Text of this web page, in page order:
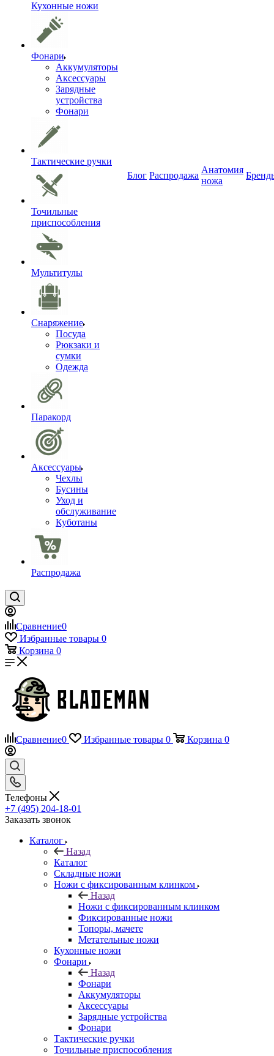
Кухонные ножи
Фонари
Аккумуляторы
Аксессуары
Зарядные
устройства
Фонари
Тактические ручки
Точильные
приспособления
Мультитулы
Снаряжение
Посуда
Рюкзаки и
сумки
Одежда
Паракорд
Аксессуары
Чехлы
Бусины
Уход и
обслуживание
Куботаны
Распродажа
Блог Распродажа
Анатомия
ножа
Сравнение0
Избранные товары 0
Корзина 0
Сравнение0 Избранные товары 0 Корзина 0
Телефоны
+7 (495) 204-18-01
Заказать звонок
Каталог
Назад
Каталог
Складные ножи
Ножи с фиксированным клинком
Назад
Ножи с фиксированным клинком
Фиксированные ножи
Топоры, мачете
Метательные ножи
Кухонные ножи
Фонари
Назад
Фонари
Аккумуляторы
Аксессуары
Зарядные устройства
Фонари
Тактические ручки
Точильные приспособления